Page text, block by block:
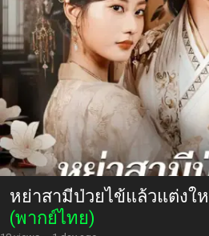
หย่าสามีป่วยไข้แล้วแต่งใ
(พากย์ไทย)